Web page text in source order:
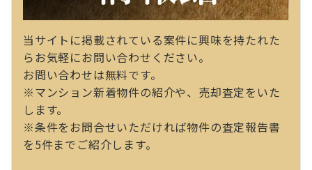
当サイトに掲載されている案件に興味を持たれた
らお気軽にお問い合わせください。
お問い合わせは無料です。
※マンション新着物件の紹介や、売却査定をいた
します。
※条件をお問合せいただければ物件の査定報告書
を5件までご紹介します。